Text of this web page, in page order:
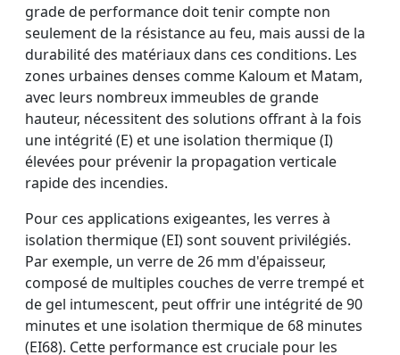
grade de performance doit tenir compte non
seulement de la résistance au feu, mais aussi de la
durabilité des matériaux dans ces conditions. Les
zones urbaines denses comme Kaloum et Matam,
avec leurs nombreux immeubles de grande
hauteur, nécessitent des solutions offrant à la fois
une intégrité (E) et une isolation thermique (I)
élevées pour prévenir la propagation verticale
rapide des incendies.
Pour ces applications exigeantes, les verres à
isolation thermique (EI) sont souvent privilégiés.
Par exemple, un verre de 26 mm d'épaisseur,
composé de multiples couches de verre trempé et
de gel intumescent, peut offrir une intégrité de 90
minutes et une isolation thermique de 68 minutes
(EI68). Cette performance est cruciale pour les